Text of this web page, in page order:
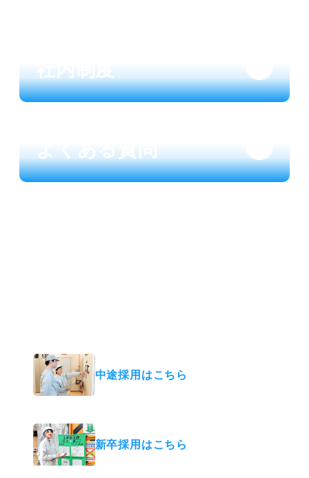
社内制度
よくある質問
中途採用はこちら
新卒採用はこちら